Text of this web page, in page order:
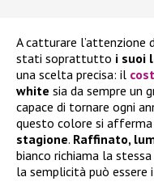
A catturare l’attenzione
stati soprattutto i suoi
una scelta precisa: il
white sia da sempre un
capace di tornare ogni
questo colore si
stagione. Raffinato,
bianco richiama la
la semplicità può